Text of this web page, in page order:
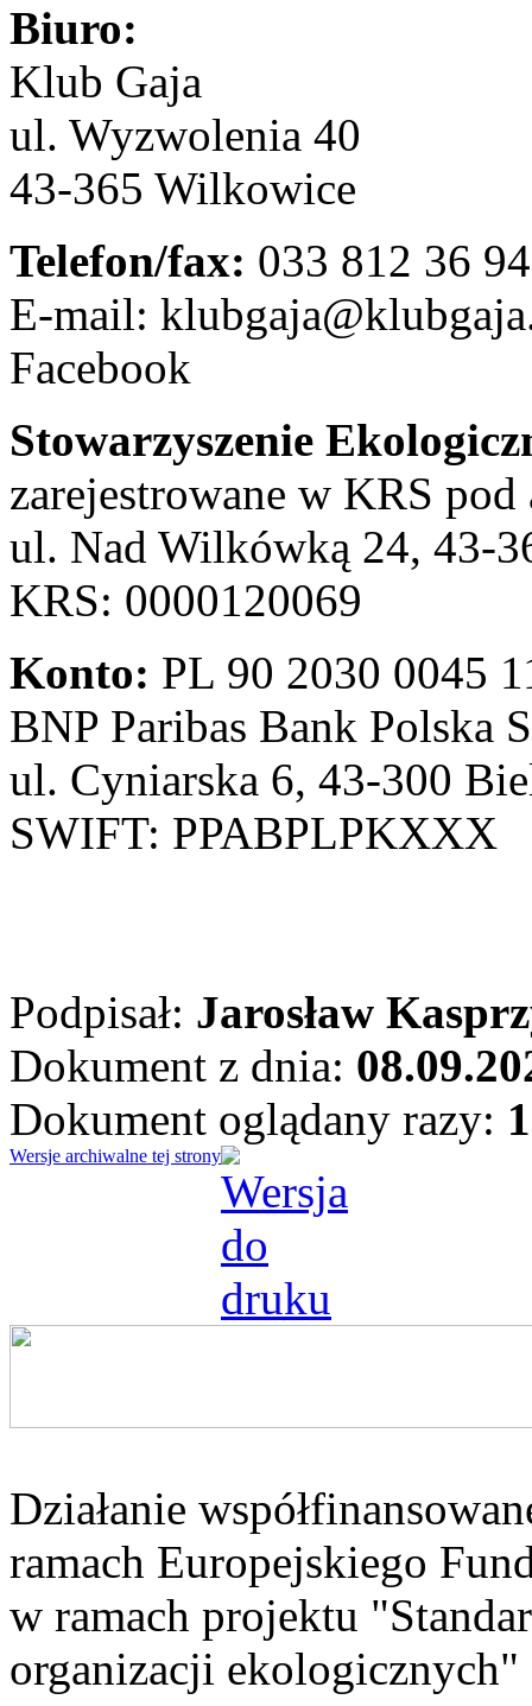
Biuro:
Klub Gaja
ul. Wyzwolenia 40
43-365 Wilkowice
Telefon/fax: 033 812 36 94
E-mail:
Facebook
Stowarzyszenie
zarejestrowane w KRS
ul. Nad Wilkówką 24, 43-
KRS: 0000120069
Konto: PL 90 2030 0045
BNP Paribas Bank Polska
ul. Cyniarska 6, 43-300
SWIFT: PPABPLPKXXX
Podpisał: Jarosław
Dokument z dnia:
Dokument oglądany razy:
Wersje archiwalne tej strony
Działanie
ramach Europejskiego
w ramach projektu
organizacji ekologicznych"